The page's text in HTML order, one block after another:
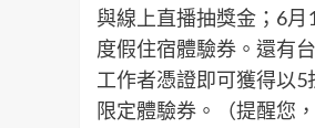
與線上直播抽獎金；6
度假住宿體驗券。還有
工作者憑證即可獲得以
限定體驗券。（提醒您